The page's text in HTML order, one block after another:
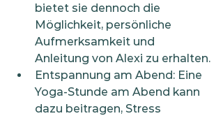
bietet sie dennoch die
Möglichkeit, persönliche
Aufmerksamkeit und
Anleitung von Alexi zu erhalten.
Entspannung am Abend: Eine
Yoga-Stunde am Abend kann
dazu beitragen, Stress